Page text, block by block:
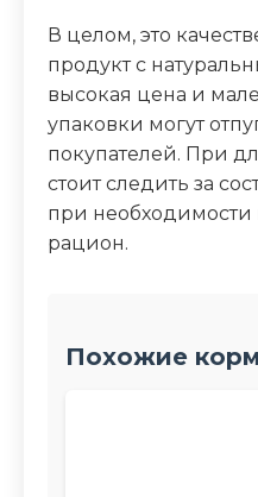
В целом, это
продукт с
высокая цена и
упаковки могут
покупателей. При
стоит следить за
при необходимости
рацион.
Похожие